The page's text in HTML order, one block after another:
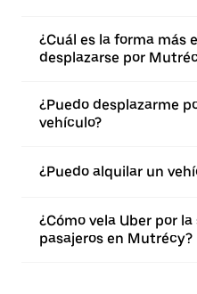
¿Cuál es la forma más
desplazarse por
¿Puedo desplazarme
vehículo?
¿Puedo alquilar un
¿Cómo vela Uber por
pasajeros en Mutrécy?